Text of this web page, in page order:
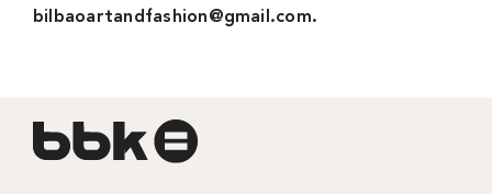
bilbaoartandfashion@gmail.com.